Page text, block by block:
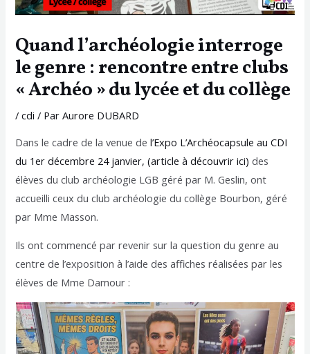
Quand l’archéologie interroge
le genre : rencontre entre clubs
« Archéo » du lycée et du collège
/cdi / ParAurore DUBARD
Dans le cadre de la venue del’Expo L’Archéocapsule au CDI
du 1er décembre 24 janvier, (article à découvrir ici) des
élèves du club archéologie LGB géré par M. Geslin, ont
accueilli ceux du club archéologie du collège Bourbon, géré
par Mme Masson.
Ils ont commencé par revenir sur la question du genre au
centre de l’exposition à l’aide des affiches réalisées par les
élèves de Mme Damour :